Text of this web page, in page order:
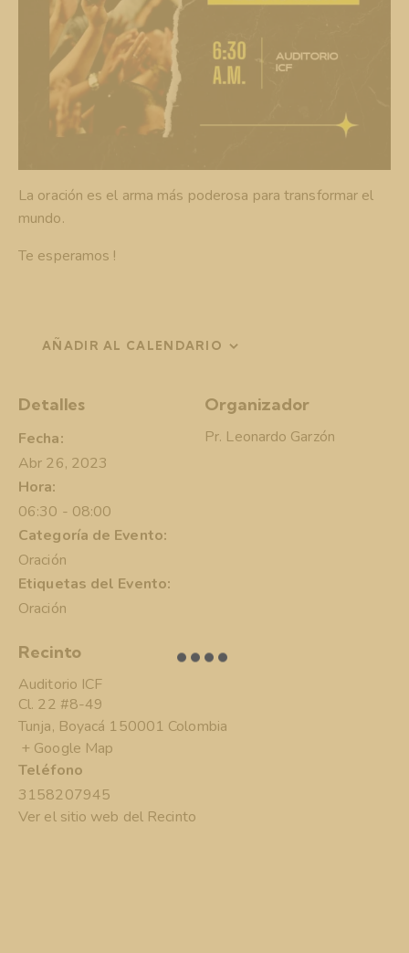
La oración es el arma más poderosa para transformar el
mundo.
Te esperamos !
AÑADIR AL CALENDARIO
Detalles
Fecha:
Abr 26, 2023
Hora:
06:30 - 08:00
Categoría de Evento:
Oración
Etiquetas del Evento:
Oración
Organizador
Pr. Leonardo Garzón
Recinto
Auditorio ICF
Cl. 22 #8-49
Tunja, Boyacá 150001 Colombia
+ Google Map
Teléfono
3158207945
Ver el sitio web del Recinto